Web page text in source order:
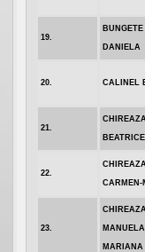
19.
DANIELA
20. CALINEL
21.
22.
CARMEN-
23.
MARIANA